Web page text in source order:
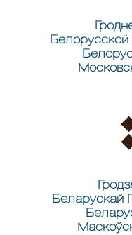
Беларускай